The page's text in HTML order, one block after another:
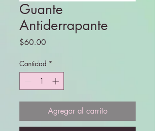
Guante
Antiderrapante
$60.00Precio
Cantidad *
Agregar al carrito